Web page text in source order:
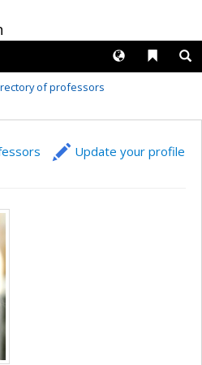
Liens
Langues
of professors
Update your profile